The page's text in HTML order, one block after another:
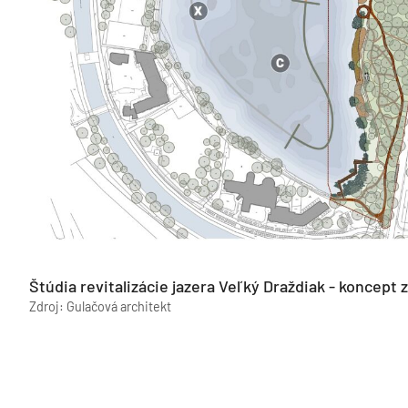
Štúdia revitalizácie jazera Veľký Draždiak - koncept
Zdroj: Gulačová architekt